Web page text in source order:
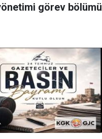
görev bölümü